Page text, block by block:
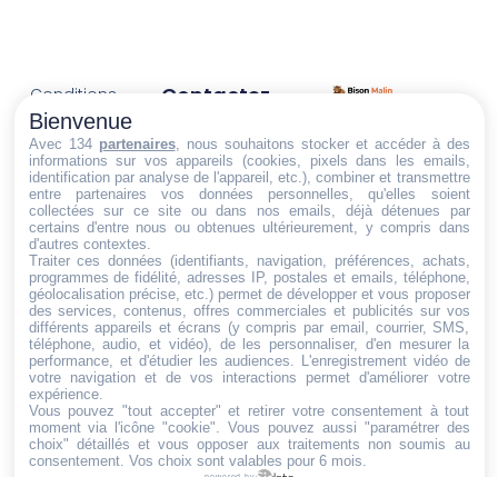
Trouvez ce qu'il vous faut,
au bon endroit
Conditions
générales
de vente
Politique de
cookies
Politique de
confidentialité
Mentions
légales
Conditions de
retour et de
remboursement
Droit de
rétractation
Contactez-
Email:
dt@sasbms.fr
Bienvenue
Avec 134 partenaires, nous souhaitons stocker et accéder à des
informations sur vos appareils (cookies, pixels dans les emails,
identification par analyse de l'appareil, etc.), combiner et transmettre
entre partenaires vos données personnelles, qu'elles soient
collectées sur ce site ou dans nos emails, déjà détenues par
certains d'entre nous ou obtenues ultérieurement, y compris dans
d'autres contextes.
Traiter ces données (identifiants, navigation, préférences, achats,
programmes de fidélité, adresses IP, postales et emails, téléphone,
géolocalisation précise, etc.) permet de développer et vous proposer
des services, contenus, offres commerciales et publicités sur vos
différents appareils et écrans (y compris par email, courrier, SMS,
téléphone, audio, et vidéo), de les personnaliser, d'en mesurer la
performance, et d'étudier les audiences. L'enregistrement vidéo de
votre navigation et de vos interactions permet d'améliorer votre
expérience.
Vous pouvez "tout accepter" et retirer votre consentement à tout
moment via l'icône "cookie" . Vous pouvez aussi "paramétrer des
choix" détaillés et vous opposer aux traitements non soumis au
consentement. Vos choix sont valables pour 6 mois.